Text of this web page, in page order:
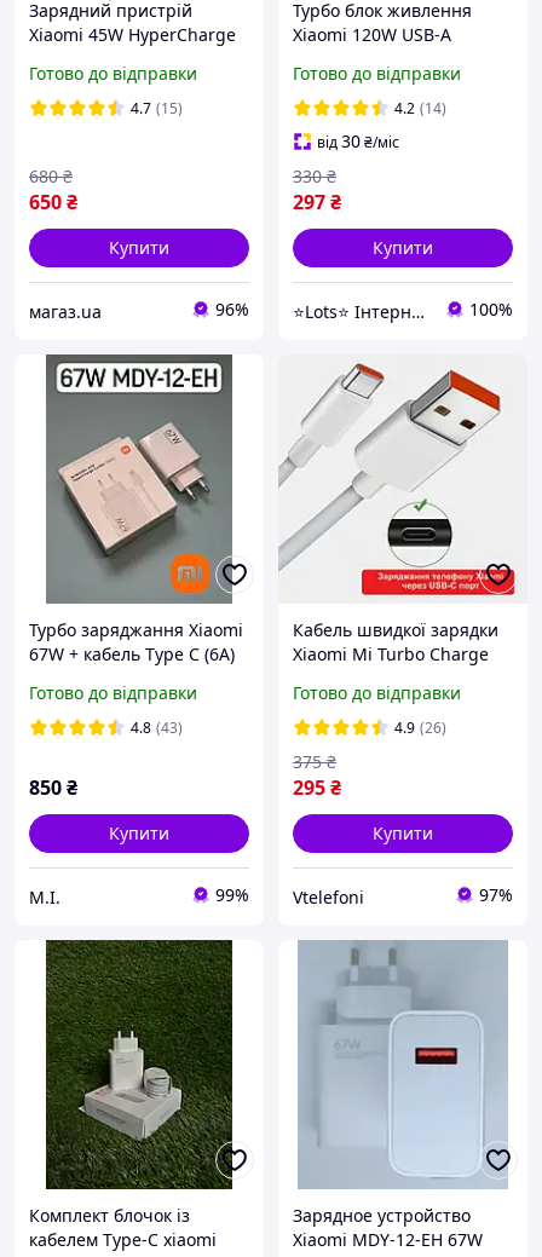
Зарядний пристрій
Xiaomi 45W HyperCharge
Готово до відправки
4.7 (15)
650₴
680 ₴
Купити
магаз.ua 96%
Турбо блок живлення
Xiaomi 120W USB-A
Готово до відправки
4.2 (14)
від30₴/міс
297₴
330 ₴
Купити
⭐️Lots⭐️ Інтернет магазин 100%
Турбо заряджання Xiaomi
67W + кабель Type C (6A)
Оригінал!
Готово до відправки
4.8 (43)
850₴
Купити
М.І. 99%
Кабель швидкої зарядки
Xiaomi Mi Turbo Charge
C для смартфонів і
планшетів
Готово до відправки
4.9 (26)
295₴
375 ₴
Купити
Vtelefoni 97%
Комплект блочок із
кабелем Type-C xiaomi
Зарядное устройство
Xiaomi MDY-12-EH 67W